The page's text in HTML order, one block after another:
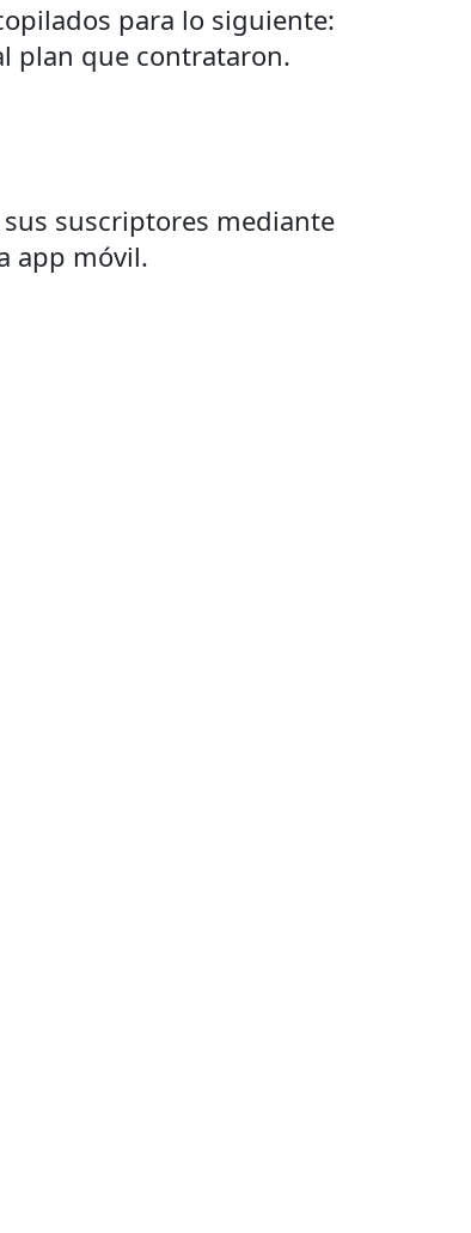
para lo siguiente:
plan que contrataron.
suscriptores mediante
app móvil.